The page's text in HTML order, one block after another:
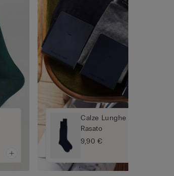
Calze Lunghe in Cotone
Rasato
9,90 €